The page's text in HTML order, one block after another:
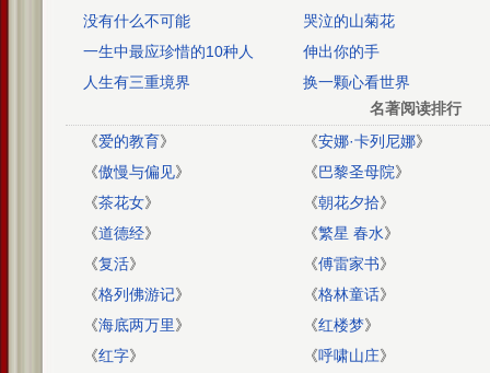
没有什么不可能
哭泣的山菊花
一生中最应珍惜的10种人
伸出你的手
人生有三重境界
换一颗心看世界
名著阅读排行
《爱的教育》 《安娜·卡列尼娜》
《傲慢与偏见》 《巴黎圣母院》
《茶花女》 《朝花夕拾》
《道德经》 《繁星 春水》
《复活》 《傅雷家书》
《格列佛游记》 《格林童话》
《海底两万里》 《红楼梦》
《红字》 《呼啸山庄》